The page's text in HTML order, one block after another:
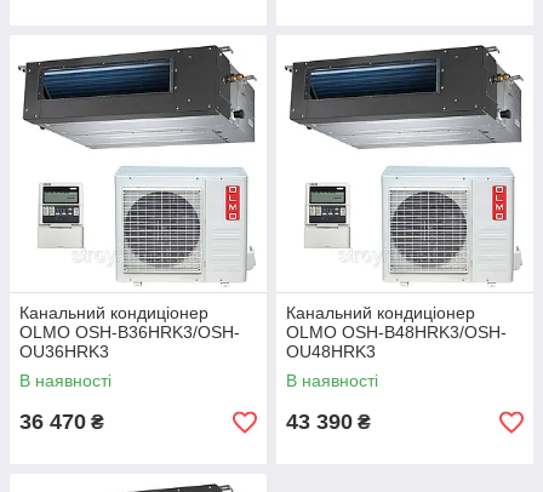
Канальний кондиціонер
OLMO OSH-B36HRK3/OSH-
OU36HRK3
В наявності
36 470 ₴
Канальний кондиціонер
OLMO OSH-B48HRK3/OSH-
OU48HRK3
В наявності
43 390 ₴